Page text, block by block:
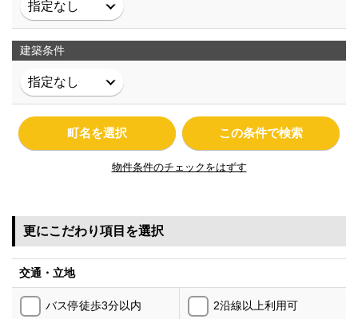
建築条件
町名を選択 この条件で検索
物件条件のチェックをはずす
更にこだわり項目を選択
交通・立地
バス停徒歩3分以内 2沿線以上利用可